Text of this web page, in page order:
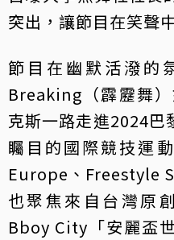
突出，讓節目在笑聲
節目在幽默活潑的
Breaking（霹靂舞
克斯一路走進2024巴
矚目的國際競技運
Europe、Freestyle
也聚焦來自台灣原
Bboy City「安麗盃